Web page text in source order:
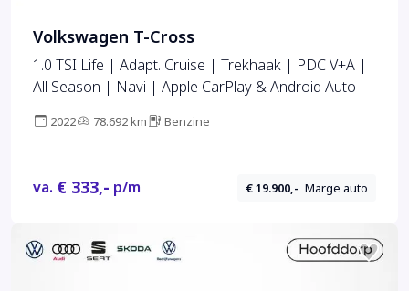
Volkswagen T-Cross
1.0 TSI Life | Adapt. Cruise | Trekhaak | PDC V+A |
All Season | Navi | Apple CarPlay & Android Auto
2022 78.692 km Benzine
va. € 333,- p/m € 19.900,- Marge auto